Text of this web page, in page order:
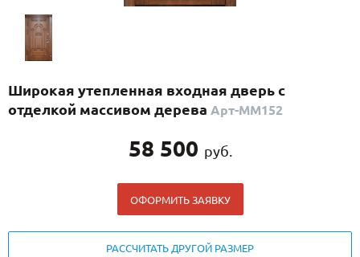
(29)
ПО НАЗНАЧЕНИЮ
ПО КОНСТРУКЦИИ
ДВЕРИ С ТЕРМОРАЗРЫВОМ
Широкая утепленная входная дверь с
отделкой массивом дерева Арт-ММ152
58 500 руб.
ОФОРМИТЬ ЗАЯВКУ
РАССЧИТАТЬ ДРУГОЙ РАЗМЕР